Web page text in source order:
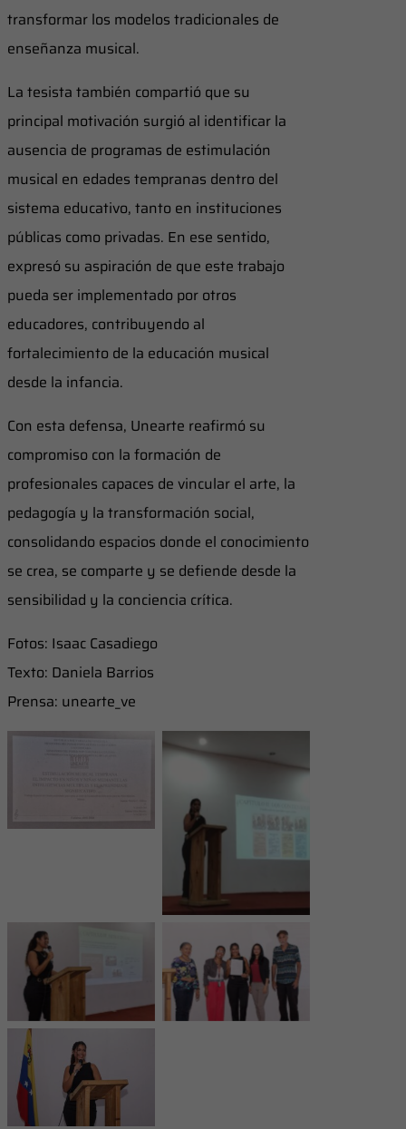
transformar los modelos tradicionales de
enseñanza musical.
La tesista también compartió que su
principal motivación surgió al identificar la
ausencia de programas de estimulación
musical en edades tempranas dentro del
sistema educativo, tanto en instituciones
públicas como privadas. En ese sentido,
expresó su aspiración de que este trabajo
pueda ser implementado por otros
educadores, contribuyendo al
fortalecimiento de la educación musical
desde la infancia.
Con esta defensa, Unearte reafirmó su
compromiso con la formación de
profesionales capaces de vincular el arte, la
pedagogía y la transformación social,
consolidando espacios donde el conocimiento
se crea, se comparte y se defiende desde la
sensibilidad y la conciencia crítica.
Fotos: Isaac Casadiego
Texto: Daniela Barrios
Prensa: unearte_ve